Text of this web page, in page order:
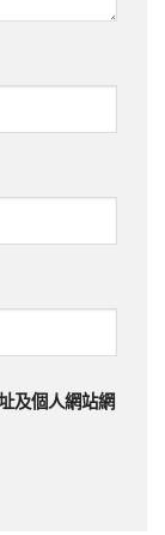
及個人網站網